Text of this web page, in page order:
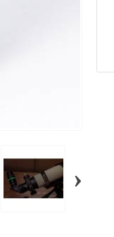
›